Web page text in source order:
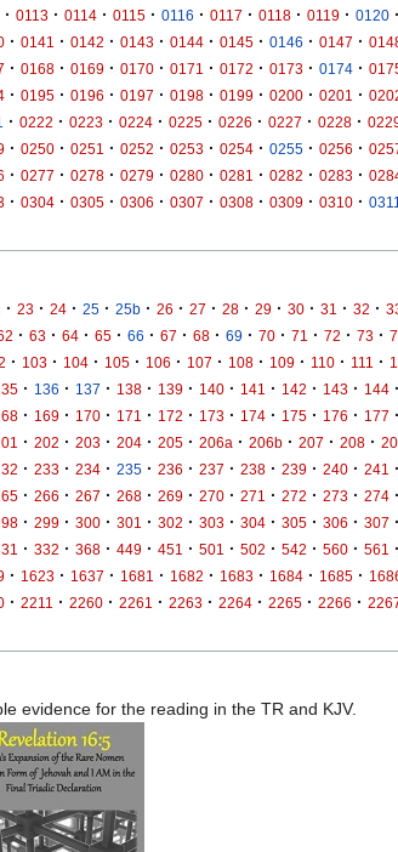
· 0113 · 0114 · 0115 · 0116 · 0117 · 0118 · 0119 · 0120 ·
· 0141 · 0142 · 0143 · 0144 · 0145 · 0146 · 0147 ·
· 0168 · 0169 · 0170 · 0171 · 0172 · 0173 · 0174 ·
· 0195 · 0196 · 0197 · 0198 · 0199 · 0200 · 0201 ·
· 0222 · 0223 · 0224 · 0225 · 0226 · 0227 · 0228 ·
· 0250 · 0251 · 0252 · 0253 · 0254 · 0255 · 0256 ·
· 0277 · 0278 · 0279 · 0280 · 0281 · 0282 · 0283 ·
· 0304 · 0305 · 0306 · 0307 · 0308 · 0309 · 0310 · 0311
· 23 · 24 · 25 · 25b · 26 · 27 · 28 · 29 · 30 · 31 · 32 ·
· 63 · 64 · 65 · 66 · 67 · 68 · 69 · 70 · 71 · 72 · 73 ·
· 103 · 104 · 105 · 106 · 107 · 108 · 109 · 110 · 111 ·
· 136 · 137 · 138 · 139 · 140 · 141 · 142 · 143 · 144 ·
· 169 · 170 · 171 · 172 · 173 · 174 · 175 · 176 · 177 ·
· 202 · 203 · 204 · 205 · 206a · 206b · 207 · 208 ·
· 233 · 234 · 235 · 236 · 237 · 238 · 239 · 240 · 241 ·
· 266 · 267 · 268 · 269 · 270 · 271 · 272 · 273 · 274 ·
· 299 · 300 · 301 · 302 · 303 · 304 · 305 · 306 · 307 ·
· 332 · 368 · 449 · 451 · 501 · 502 · 542 · 560 · 561 ·
· 1623 · 1637 · 1681 · 1682 · 1683 · 1684 · 1685 ·
· 2211 · 2260 · 2261 · 2263 · 2264 · 2265 · 2266 ·
evidence for the reading in the TR and KJV.